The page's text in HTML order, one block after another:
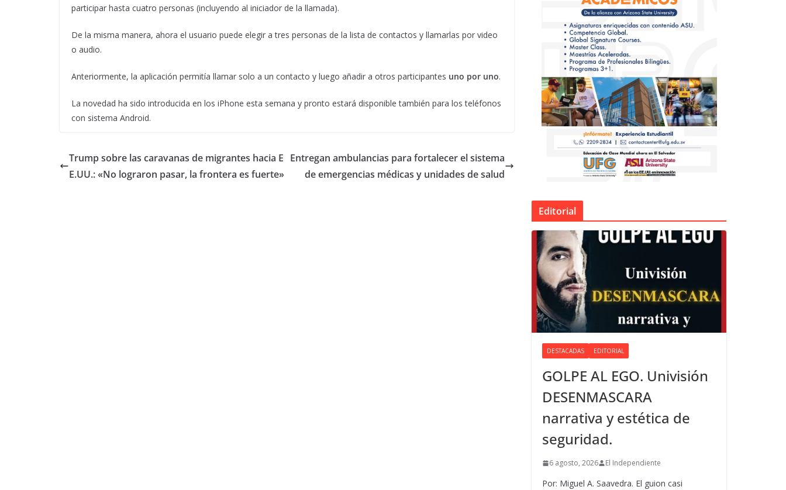
participar hasta cuatro personas (incluyendo al iniciador de la llamada).
De la misma manera, ahora el usuario puede elegir a tres personas de la lista de contactos y llamarlas por video
o audio.
Anteriormente, la aplicación permitía llamar solo a un contacto y luego añadir a otros participantes uno por uno.
La novedad ha sido introducida en los iPhone esta semana y pronto estará disponible también para los teléfonos
con sistema Android.
Trump sobre las caravanas de migrantes hacia E
E.UU.: «No lograron pasar, la frontera es fuerte»
Entregan ambulancias para fortalecer el sistema
de emergencias médicas y unidades de salud
Editorial
DESTACADAS EDITORIAL
GOLPE AL EGO. Univisión
DESENMASCARA
narrativa y estética de
seguridad.
6 agosto, 2026 El Independiente
Por: Miguel A. Saavedra. El guion casi